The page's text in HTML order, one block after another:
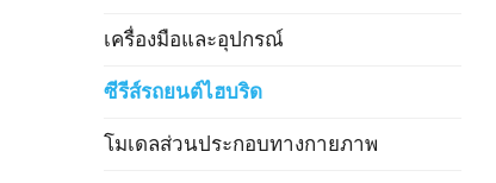
เครื่องมือและอุปกรณ์
ซีรีส์รถยนต์ไฮบริด
โมเดลส่วนประกอบทางกายภาพ